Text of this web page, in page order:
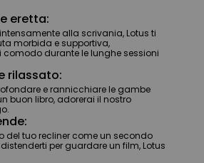
eretta:
alla scrivania, Lotus ti
morbida e supportiva,
durante le lunghe sessioni
rilassato:
e rannicchiare le gambe
buon libro, adorerai il nostro
del tuo recliner come un secondo
per guardare un film, Lotus